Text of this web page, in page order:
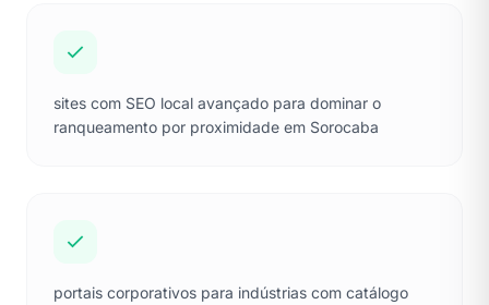
sites com SEO local avançado para dominar o
ranqueamento por proximidade em Sorocaba
portais corporativos para indústrias com catálogo